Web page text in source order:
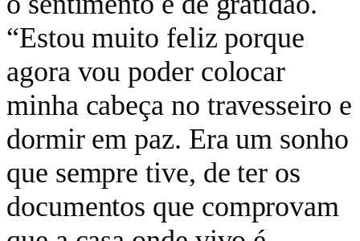
“Estou muito feliz porque
agora vou poder colocar
minha cabeça no travesseiro e
dormir em paz. Era um sonho
que sempre tive, de ter os
documentos que comprovam